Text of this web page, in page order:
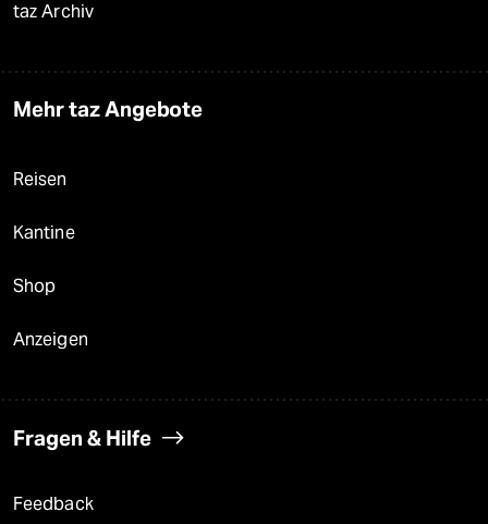
taz Archiv
Mehr taz Angebote
Reisen
Kantine
Shop
Anzeigen
Fragen & Hilfe
Feedback